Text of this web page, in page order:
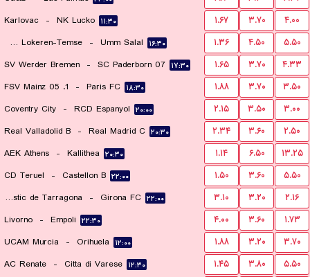
Karlovac - NK Lucko ۱۱:۳۰ ۱.۶۷ ۳.۷۰
۴.۰۰
KSC Lokeren-Temse
- Umm Salal ۱۶:۳۰ ۱.۳۶ ۴.۵۰
۵.۵۰
SV Werder Bremen - SC Paderborn 07 ۱۷:۳۰ ۱.۶۵ ۳.۷۰
۴.۳۳
1. FSV Mainz 05 - Paris FC ۱۸:۳۰ ۱.۸۸ ۳.۷۰
۳.۵۰
Coventry City - RCD Espanyol ۲۰:۰۰ ۲.۱۵ ۳.۵۰
۳.۰۰
Real Valladolid B - Real Madrid C ۲۰:۳۰ ۲.۳۴ ۳.۶۰
۲.۵۰
AEK Athens - Kallithea ۲۰:۳۰ ۱.۱۴ ۶.۵۰
۱۳.۲۵
CD Teruel - Castellon B ۲۲:۰۰ ۱.۵۰ ۳.۶۰
۵.۵۰
Gimnastic de Tarragona
- Girona FC ۲۲:۰۰ ۳.۱۰ ۳.۲۰
۲.۱۶
Livorno - Empoli ۲۲:۳۰ ۴.۰۰ ۳.۶۰
۱.۷۳
UCAM Murcia - Orihuela ۱۲:۰۰ ۱.۸۸ ۳.۲۰
۳.۷۰
AC Renate - Citta di Varese ۱۲:۳۰ ۱.۴۵ ۳.۸۰
۵.۵۰